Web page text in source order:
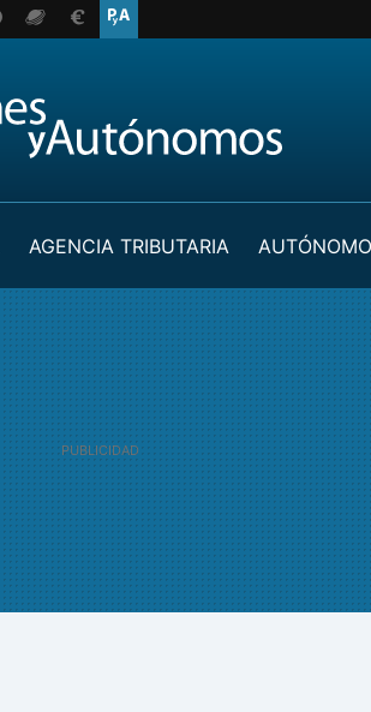
AGENCIA TRIBUTARIA